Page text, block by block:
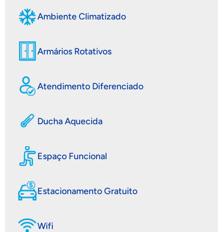
Ambiente Climatizado
Armários Rotativos
Atendimento Diferenciado
Ducha Aquecida
Espaço Funcional
Estacionamento Gratuito
Wifi